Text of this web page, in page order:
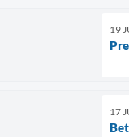
19
17